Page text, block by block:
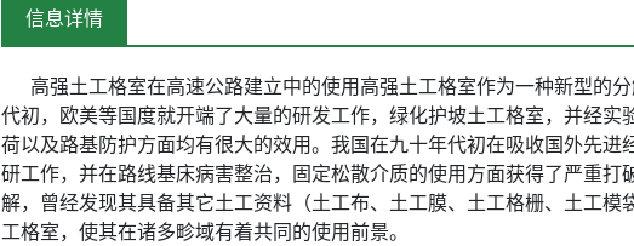
信息详情
高强土工格室在高速公路建立中的使用高强土工格室作为一种新型的
代初，欧美等国度就开端了大量的研发工作，绿化护坡土工格室，并经
荷以及路基防护方面均有很大的效用。我国在九十年代初在吸收国外先
研工作，并在路线基床病害整治，固定松散介质的使用方面获得了严重
解，曾经发现其具备其它土工资料（土工布、土工膜、土工格栅、土工
工格室，使其在诸多畛域有着共同的使用前景。